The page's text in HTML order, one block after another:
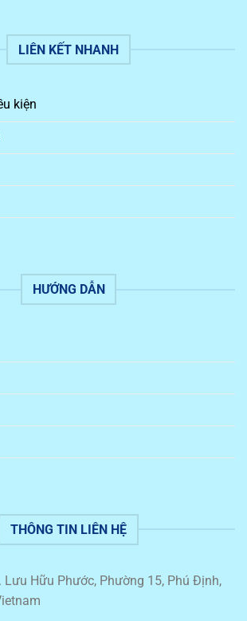
LIÊN KẾT NHANH
kiện
HƯỚNG DẪN
THÔNG TIN LIÊN HỆ
Lưu Hữu Phước, Phường 15, Phú Định,